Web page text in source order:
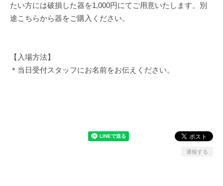
たい方には破損した器を1,000円にてご用意いたします。別
途こちらから器をご購入ください。
【入場方法】
＊当日受付スタッフにお名前をお伝えください。
通報する